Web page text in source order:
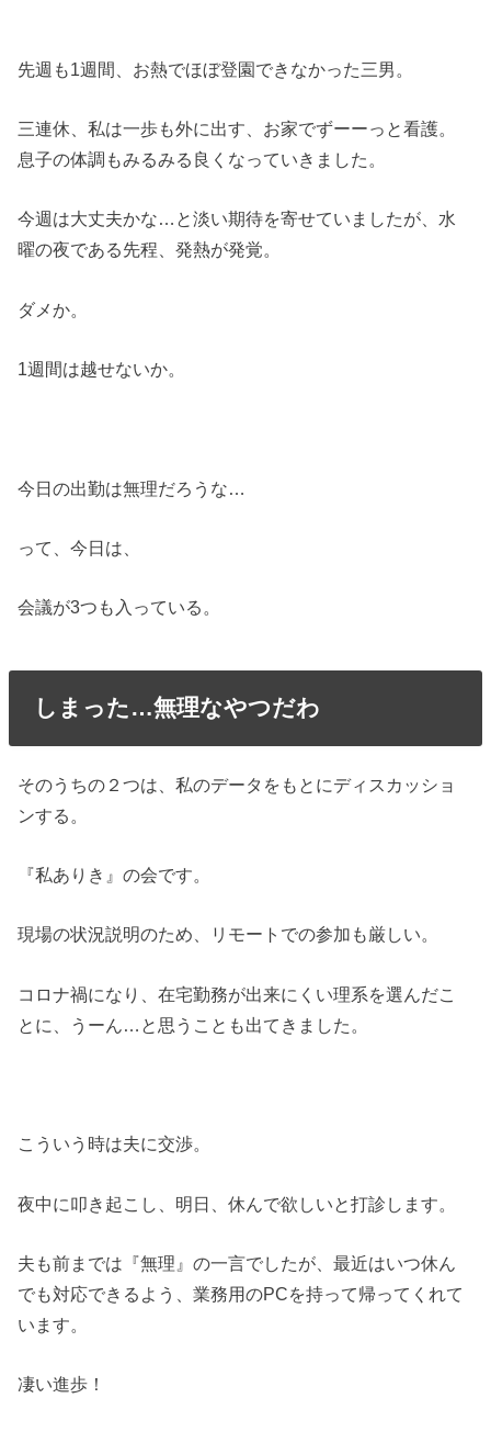
先週も1週間、お熱でほぼ登園できなかった三男。
三連休、私は一歩も外に出す、お家でずーーっと看護。
息子の体調もみるみる良くなっていきました。
今週は大丈夫かな…と淡い期待を寄せていましたが、水
曜の夜である先程、発熱が発覚。
ダメか。
1週間は越せないか。
今日の出勤は無理だろうな…
って、今日は、
会議が3つも入っている。
しまった…無理なやつだわ
そのうちの２つは、私のデータをもとにディスカッショ
ンする。
『私ありき』の会です。
現場の状況説明のため、リモートでの参加も厳しい。
コロナ禍になり、在宅勤務が出来にくい理系を選んだこ
とに、うーん…と思うことも出てきました。
こういう時は夫に交渉。
夜中に叩き起こし、明日、休んで欲しいと打診します。
夫も前までは『無理』の一言でしたが、最近はいつ休ん
でも対応できるよう、業務用のPCを持って帰ってくれて
います。
凄い進歩！